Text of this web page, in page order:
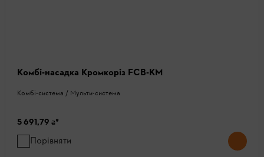
Комбі-насадка Кромкоріз FCB-KM
Комбі-система / Мульти-система
5 691,79 ₴*
Порівняти